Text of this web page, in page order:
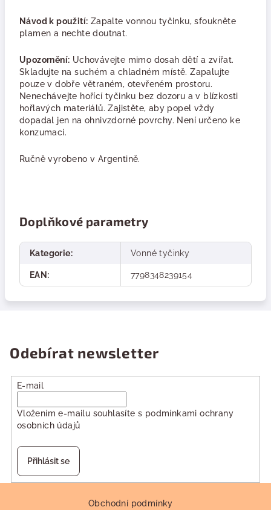
Návod k použití: Zapalte vonnou tyčinku, sfoukněte
plamen a nechte doutnat.
Upozornění: Uchovávejte mimo dosah dětí a zvířat.
Skladujte na suchém a chladném místě. Zapalujte
pouze v dobře větraném, otevřeném prostoru.
Nenechávejte hořící tyčinku bez dozoru a v blízkosti
hořlavých materiálů. Zajistěte, aby popel vždy
dopadal jen na ohnivzdorné povrchy. Není určeno ke
konzumaci.
Ručně vyrobeno v Argentině.
Doplňkové parametry
Kategorie: Vonné tyčinky
EAN : 7798348239154
Odebírat newsletter
E-mail
Vložením e-mailu souhlasíte s podmínkami ochrany
osobních údajů
Přihlásit se
Obchodní podmínky